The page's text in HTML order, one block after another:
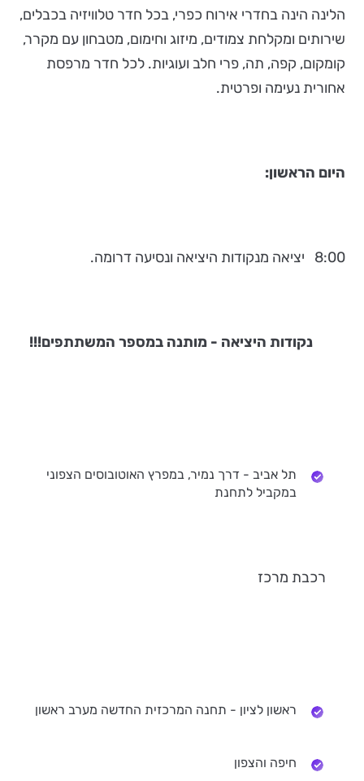
הלינה הינה בחדרי אירוח כפרי, בכל חדר טלוויזיה בכבלים,
שירותים ומקלחת צמודים, מיזוג וחימום, מטבחון עם מקרר,
קומקום, קפה, תה, פרי חלב ועוגיות. לכל חדר מרפסת
אחורית נעימה ופרטית.
היום הראשון:
8:00 יציאה מנקודות היציאה ונסיעה דרומה.
נקודות היציאה - מותנה במספר המשתתפים!!!
תל אביב - דרך נמיר, במפרץ האוטובוסים הצפוני
במקביל לתחנת
רכבת מרכז
ראשון לציון - תחנה המרכזית החדשה מערב ראשון
חיפה והצפון